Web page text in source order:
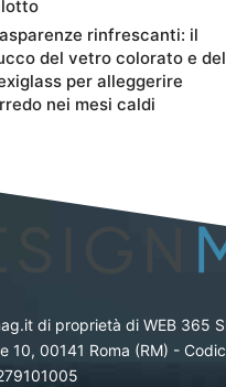
rinfrescanti: il
del vetro colorato e del
per alleggerire
nei mesi caldi
di proprietà di WEB 365
10, 00141 Roma (RM) -